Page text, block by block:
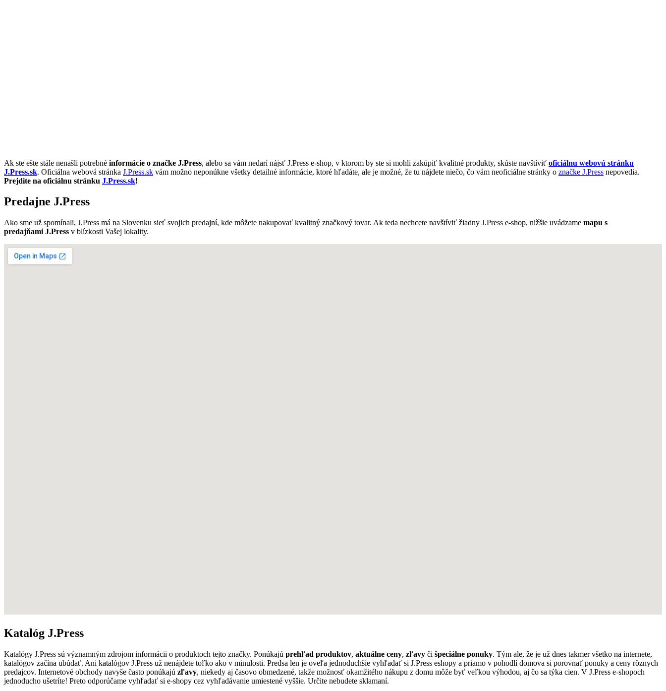
Ak ste ešte stále nenašli potrebné informácie o značke J.Press, alebo sa vám nedarí nájsť J.Press e-shop, v ktorom by ste si mohli zakúpiť kvalitné produkty, skúste navštíviť oficiálnu webovú stránku
J.Press.sk. Oficiálna webová stránka J.Press.sk vám možno neponúkne všetky detailné informácie, ktoré hľadáte, ale je možné, že tu nájdete niečo, čo vám neoficiálne stránky o značke J.Press nepovedia.
Prejdite na oficiálnu stránku J.Press.sk!
Predajne J.Press
Ako sme už spomínali, J.Press má na Slovenku sieť svojich predajní, kde môžete nakupovať kvalitný značkový tovar. Ak teda nechcete navštíviť žiadny J.Press e-shop, nižšie uvádzame mapu s
predajňami J.Press v blízkosti Vašej lokality.
Katalóg J.Press
Katalógy J.Press sú významným zdrojom informácii o produktoch tejto značky. Ponúkajú prehľad produktov, aktuálne ceny, zľavy či špeciálne ponuky. Tým ale, že je už dnes takmer všetko na internete,
katalógov začína ubúdať. Ani katalógov J.Press už nenájdete toľko ako v minulosti. Predsa len je oveľa jednoduchšie vyhľadať si J.Press eshopy a priamo v pohodlí domova si porovnať ponuky a ceny rôznych
predajcov. Internetové obchody navyše často ponúkajú zľavy, niekedy aj časovo obmedzené, takže možnosť okamžitého nákupu z domu môže byť veľkou výhodou, aj čo sa týka cien. V J.Press e-shopoch
jednoducho ušetríte! Preto odporúčame vyhľadať si e-shopy cez vyhľadávanie umiestené vyššie. Určite nebudete sklamaní.